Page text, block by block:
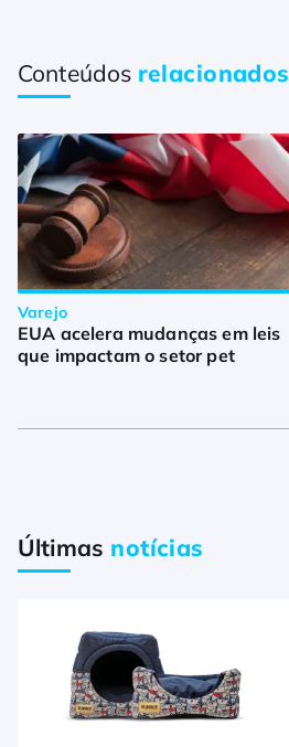
Conteúdos relacionados
Varejo
EUA acelera mudanças em leis
que impactam o setor pet
Últimas notícias